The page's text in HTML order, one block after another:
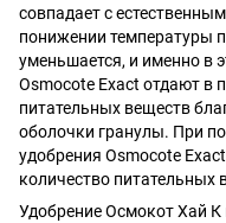
совпадает с
понижении температуры
уменьшается, и именно в
Osmocote Exact отдают в
питательных веществ
оболочки гранулы. При
удобрения Osmocote
количество питательных
Удобрение Осмокот Хай